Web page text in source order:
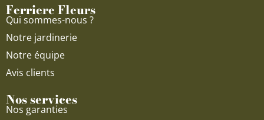
Ferriere Fleurs
Qui sommes-nous ?
Notre jardinerie
Notre équipe
Avis clients
Nos services
Nos garanties